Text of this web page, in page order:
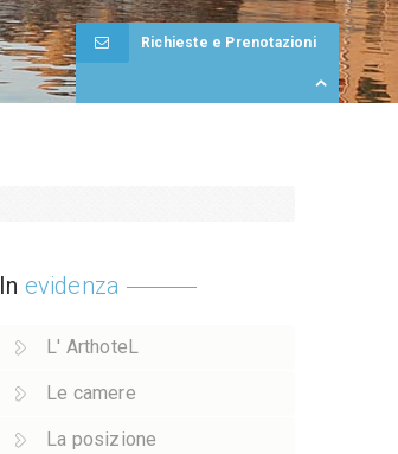
Richieste e Prenotazioni
In evidenza
L' ArthoteL
Le camere
La posizione